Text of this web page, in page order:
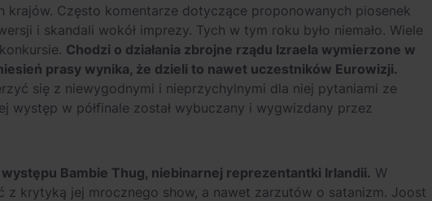
krajów. Często komentarze dotyczące proponowanych piosenek
i skandali wokół imprezy. Tych w tym roku było niemało. Wiele
Chodzi o działania zbrojne rządu Izraela wymierzone w
prasy wynika, że dzieli to nawet uczestników Eurowizji.
się z niewygodnymi i nieprzychylnymi dla niej pytaniami ze
występ w półfinale został wybuczany i wygwizdany przez
występu Bambie Thug, niebinarnej reprezentantki Irlandii. W
z krytyką jej mrocznego show, a nawet zarzutów o satanizm. Joost